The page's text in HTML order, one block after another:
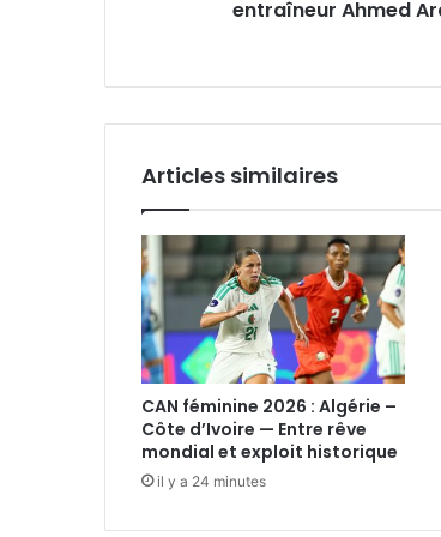
entraîneur Ahmed
Articles similaires
CAN féminine 2026 : Algérie –
Côte d’Ivoire — Entre rêve
mondial et exploit historique
il y a 24 minutes